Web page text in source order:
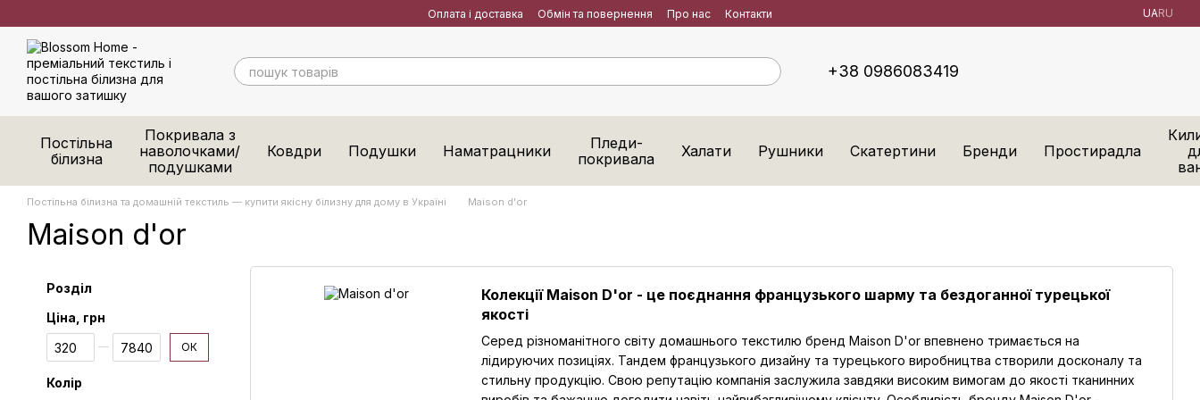
Оплата і доставка Обмін та повернення Про нас Контакти UARU
+38 0986083419
Постільна
білизна
Покривала з
наволочками/
подушками
Ковдри Подушки Наматрацники
Пледи-
покривала
Халати Рушники Скатертини Бренди Простирадла
Постільна білизна та домашній текстиль — купити якісну білизну для дому в Україні Maison d'or
Maison d'or
Колекції Maison D'or - це поєднання французького шарму та бездоганної турецької
якості
Серед різноманітного світу домашнього текстилю бренд Maison D'or впевнено тримається на
лідируючих позиціях. Тандем французького дизайну та турецького виробництва створили досконалу та
стильну продукцію. Свою репутацію компанія заслужила завдяки високим вимогам до якості тканинних
Розділ
Ціна, грн
Від Ціна, грн
До Ціна, грн ОК
Колір